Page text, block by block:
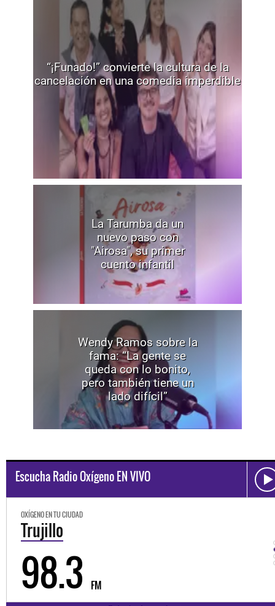
“¡Funado!” convierte la cultura de la
cancelación en una comedia imperdible
La Tarumba da un
nuevo paso con
"Airosa", su primer
cuento infantil
Wendy Ramos sobre la
fama: “La gente se
queda con lo bonito,
pero también tiene un
lado difícil”
Escucha Radio Oxígeno EN VIVO
OXÍGENO EN TU CIUDAD
Trujillo
98.3 FM